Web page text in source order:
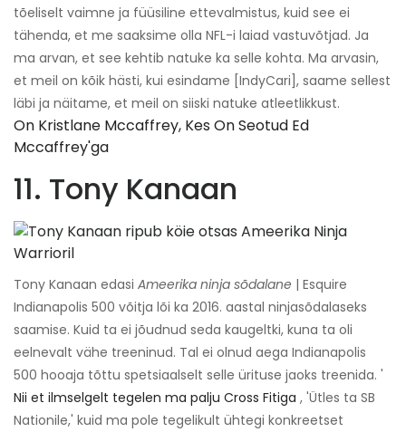
tõeliselt vaimne ja füüsiline ettevalmistus, kuid see ei
tähenda, et me saaksime olla NFL-i laiad vastuvõtjad. Ja
ma arvan, et see kehtib natuke ka selle kohta. Ma arvasin,
et meil on kõik hästi, kui esindame [IndyCari], saame sellest
läbi ja näitame, et meil on siiski natuke atleetlikkust.
On Kristlane Mccaffrey, Kes On Seotud Ed
Mccaffrey'ga
11. Tony Kanaan
Tony Kanaan edasi Ameerika ninja sõdalane | Esquire
Indianapolis 500 võitja lõi ka 2016. aastal ninjasõdalaseks
saamise. Kuid ta ei jõudnud seda kaugeltki, kuna ta oli
eelnevalt vähe treeninud. Tal ei olnud aega Indianapolis
500 hooaja tõttu spetsiaalselt selle ürituse jaoks treenida. '
Nii et ilmselgelt tegelen ma palju Cross Fitiga , 'Ütles ta SB
Nationile,' kuid ma pole tegelikult ühtegi konkreetset